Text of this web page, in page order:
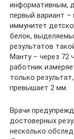
информативным,
первый вариант –
иммунитет
белок,
результатов
Манту – через 72
работник
только
превышает 2 мм.
Врачи
достоверных
несколько